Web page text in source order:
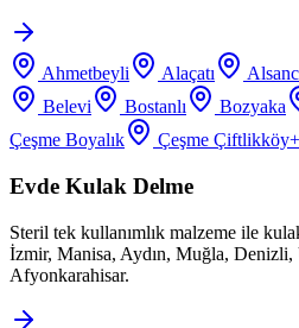
Ahmetbeyli Alaçatı
Belevi
Bostanlı Bozyaka
Çeşme Boyalık
Çeşme Çiftlikköy+
Evde Kulak Delme
Steril tek kullanımlık malzeme ile
İzmir, Manisa, Aydın, Muğla, Denizli,
Afyonkarahisar.